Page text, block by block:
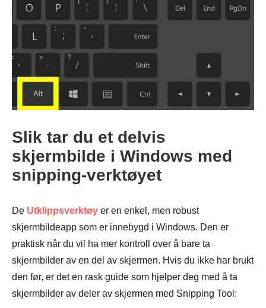
Slik tar du et delvis
skjermbilde i Windows med
snipping-verktøyet
De Utklippsverktøy er en enkel, men robust
skjermbildeapp som er innebygd i Windows. Den er
praktisk når du vil ha mer kontroll over å bare ta
skjermbilder av en del av skjermen. Hvis du ikke har brukt
den før, er det en rask guide som hjelper deg med å ta
skjermbilder av deler av skjermen med Snipping Tool: